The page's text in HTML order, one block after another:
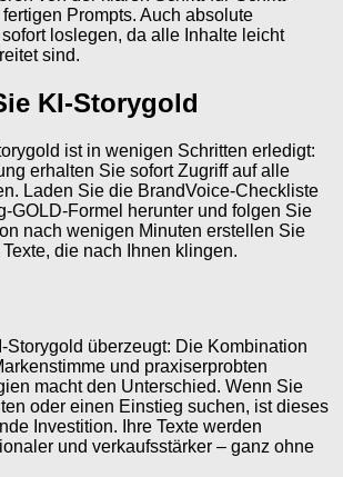
Prompts. Auch absolute
loslegen, da alle Inhalte leicht
sind.
KI-Storygold
ist in wenigen Schritten erledigt:
erhalten Sie sofort Zugriff auf alle
Laden Sie die BrandVoice-Checkliste
GOLD-Formel herunter und folgen Sie
nach wenigen Minuten erstellen Sie
die nach Ihnen klingen.
Storygold überzeugt: Die Kombination
und praxiserprobten
macht den Unterschied. Wenn Sie
oder einen Einstieg suchen, ist dieses
Investition. Ihre Texte werden
und verkaufsstärker – ganz ohne